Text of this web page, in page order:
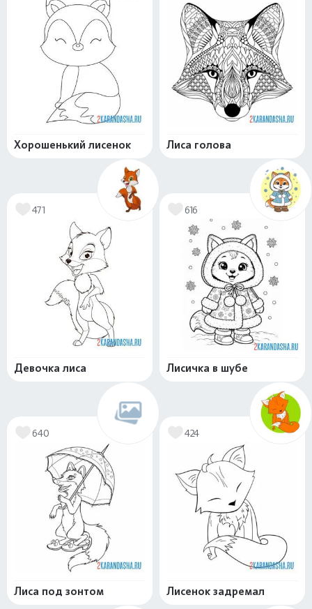
Хорошенький лисенок Лиса голова
471
Девочка лиса
616
Лисичка в шубе
640
Лиса под зонтом
424
Лисенок задремал